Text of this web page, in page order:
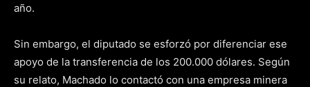
año.
Sin embargo, el diputado se esforzó por diferenciar ese
apoyo de la transferencia de los 200.000 dólares. Según
su relato, Machado lo contactó con una empresa minera